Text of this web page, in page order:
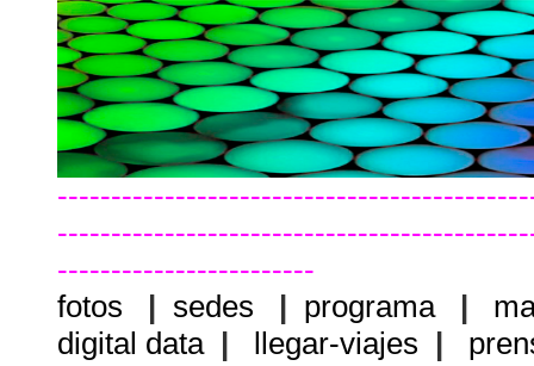
------------------------
fotos
| sedes | programa |
digital data | llegar-viajes |